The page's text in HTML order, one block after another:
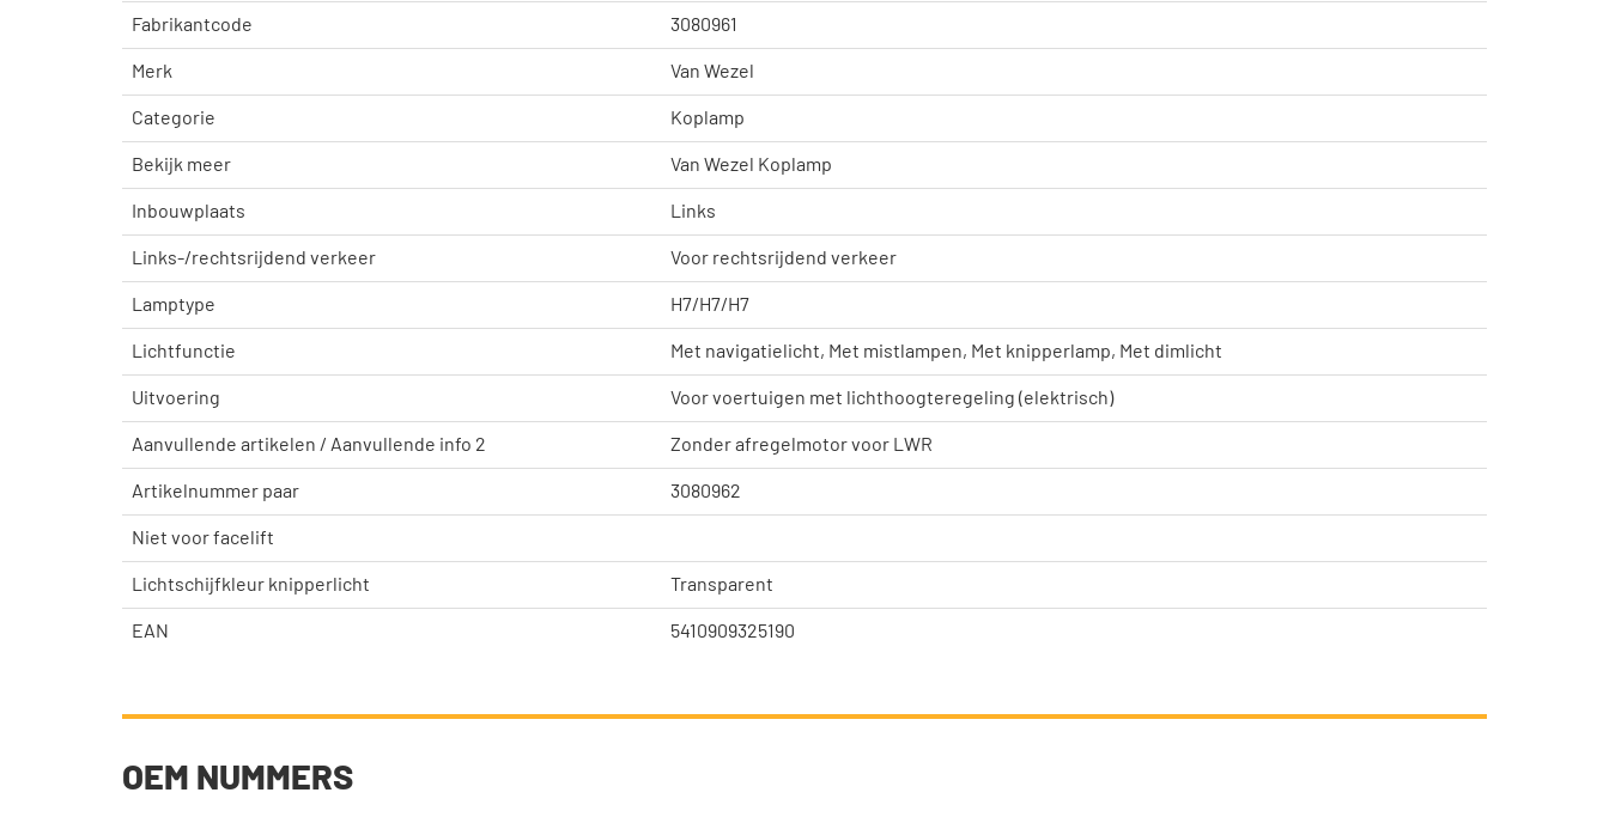
Fabrikantcode 3080961
Merk Van Wezel
Categorie Koplamp
Bekijk meer Van Wezel Koplamp
Inbouwplaats Links
Links-/rechtsrijdend verkeer Voor rechtsrijdend verkeer
Lamptype H7/H7/H7
Lichtfunctie Met navigatielicht, Met mistlampen, Met knipperlamp, Met dimlicht
Uitvoering Voor voertuigen met lichthoogteregeling (elektrisch)
Aanvullende artikelen / Aanvullende info 2 Zonder afregelmotor voor LWR
Artikelnummer paar 3080962
Niet voor facelift
Lichtschijfkleur knipperlicht Transparent
EAN 5410909325190
OEM NUMMERS